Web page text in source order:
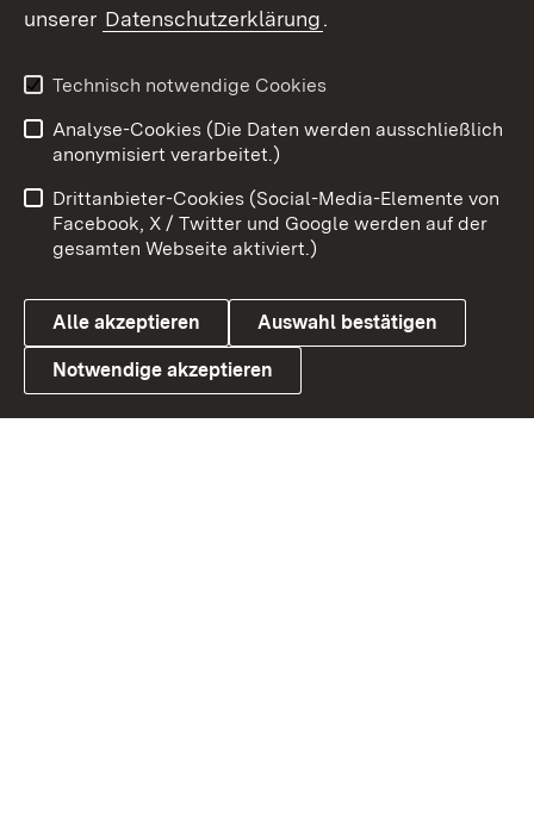
X / Twitter
Youtube
Link zum Landesportal
Benutzungshinweise
Barrierefreiheit
Datenschutz
Cookies
unserer Datenschutzerklärung.
Technisch notwendige Cookies
Analyse-Cookies (Die Daten werden ausschließlich
anonymisiert verarbeitet.)
Drittanbieter-Cookies (Social-Media-Elemente von
Facebook, X / Twitter und Google werden auf der
gesamten Webseite aktiviert.)
Alle akzeptieren Auswahl bestätigen
Notwendige akzeptieren